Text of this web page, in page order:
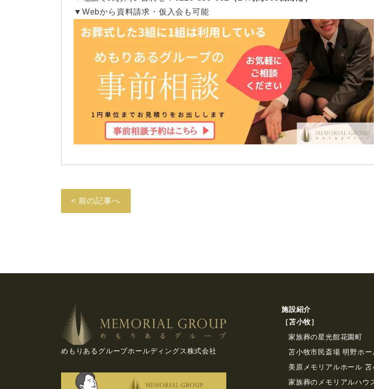
▼Webから資料請求・仮入会も可能
< 前の記事へ
めもりあるグループホールディングス株式会社
施設紹介
［苫⼩牧］
家族葬の星光館花園町
苫小牧市民斎場 明野ホー
美原メモリアルホール
家族葬のメモリアルハウ